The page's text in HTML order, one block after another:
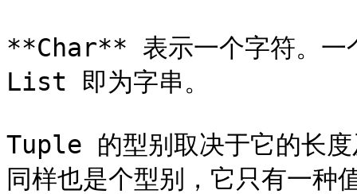
**Char** 表示一个字符。一
List 即为字串。
Tuple 的型别取决于它的长
同样也是个型别，它只有一